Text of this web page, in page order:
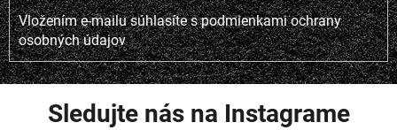
Vložením e-mailu súhlasíte spodmienkami ochrany
osobných údajov
Sledujte nás na Instagrame